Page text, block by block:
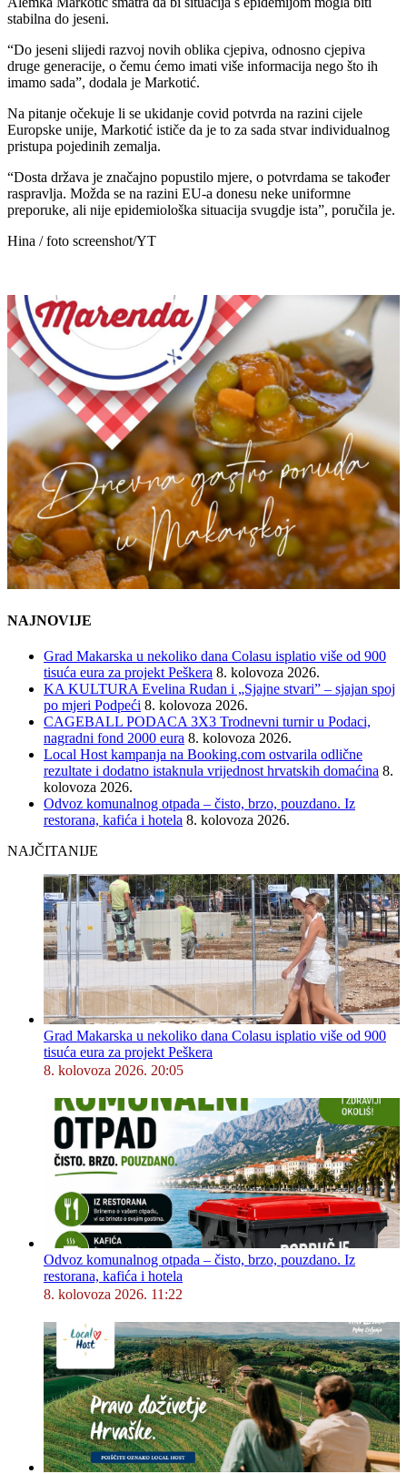
stabilna do jeseni.
“Do jeseni slijedi razvoj novih oblika cjepiva, odnosno cjepiva
druge generacije, o čemu ćemo imati više informacija nego što ih
imamo sada”, dodala je Markotić.
Na pitanje očekuje li se ukidanje covid potvrda na razini cijele
Europske unije, Markotić ističe da je to za sada stvar individualnog
pristupa pojedinih zemalja.
“Dosta država je značajno popustilo mjere, o potvrdama se također
raspravlja. Možda se na razini EU-a donesu neke uniformne
preporuke, ali nije epidemiološka situacija svugdje ista”, poručila je.
Hina / foto screenshot/YT
NAJNOVIJE
Grad Makarska u nekoliko dana Colasu isplatio više od 900
tisuća eura za projekt Peškera 8. kolovoza 2026.
KA KULTURA Evelina Rudan i „Sjajne stvari” – sjajan spoj
po mjeri Podpeći 8. kolovoza 2026.
CAGEBALL PODACA 3X3 Trodnevni turnir u Podaci,
nagradni fond 2000 eura 8. kolovoza 2026.
Local Host kampanja na Booking.com ostvarila odlične
rezultate i dodatno istaknula vrijednost hrvatskih domaćina 8.
kolovoza 2026.
Odvoz komunalnog otpada – čisto, brzo, pouzdano. Iz
restorana, kafića i hotela 8. kolovoza 2026.
NAJČITANIJE
Grad Makarska u nekoliko dana Colasu isplatio više od 900
tisuća eura za projekt Peškera
8. kolovoza 2026. 20:05
Odvoz komunalnog otpada – čisto, brzo, pouzdano. Iz
restorana, kafića i hotela
8. kolovoza 2026. 11:22